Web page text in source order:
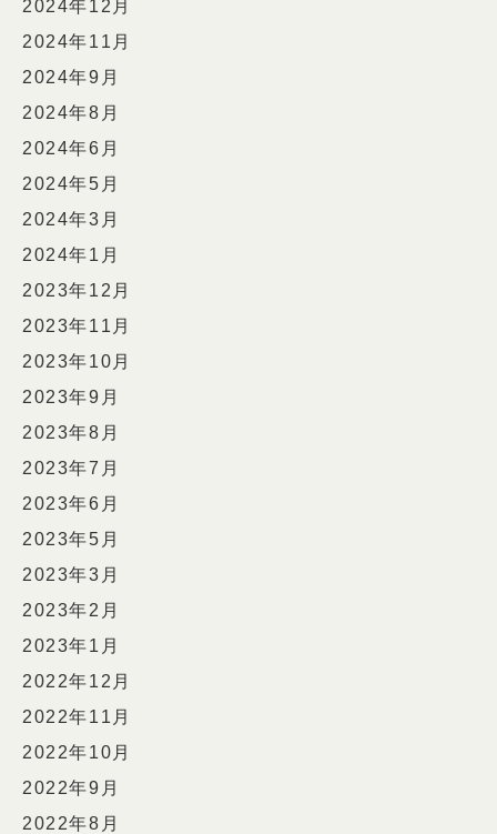
2024年12月
2024年11月
2024年9月
2024年8月
2024年6月
2024年5月
2024年3月
2024年1月
2023年12月
2023年11月
2023年10月
2023年9月
2023年8月
2023年7月
2023年6月
2023年5月
2023年3月
2023年2月
2023年1月
2022年12月
2022年11月
2022年10月
2022年9月
2022年8月